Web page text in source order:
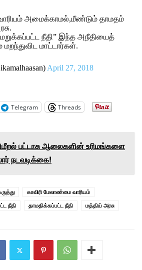
அமைக்காமல்,மீண்டும் தாமதம்
மறுக்கப்பட்ட நீதி” இந்த அநீதியைத்
மாட்டார்கள்.
April 27, 2018
Telegram
Threads
பட்டாசு ஆலைகளின் உரிமங்களை
நடவடிக்கை!
காவிரி மேலாண்மை வாரியம்
நீதி தாமதிக்கப்பட்ட நீதி மத்திய் அரசு